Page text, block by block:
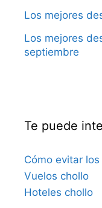
Los mejores
Los mejores
septiembre
Te puede
Cómo evitar
Vuelos chollo
Hoteles chollo